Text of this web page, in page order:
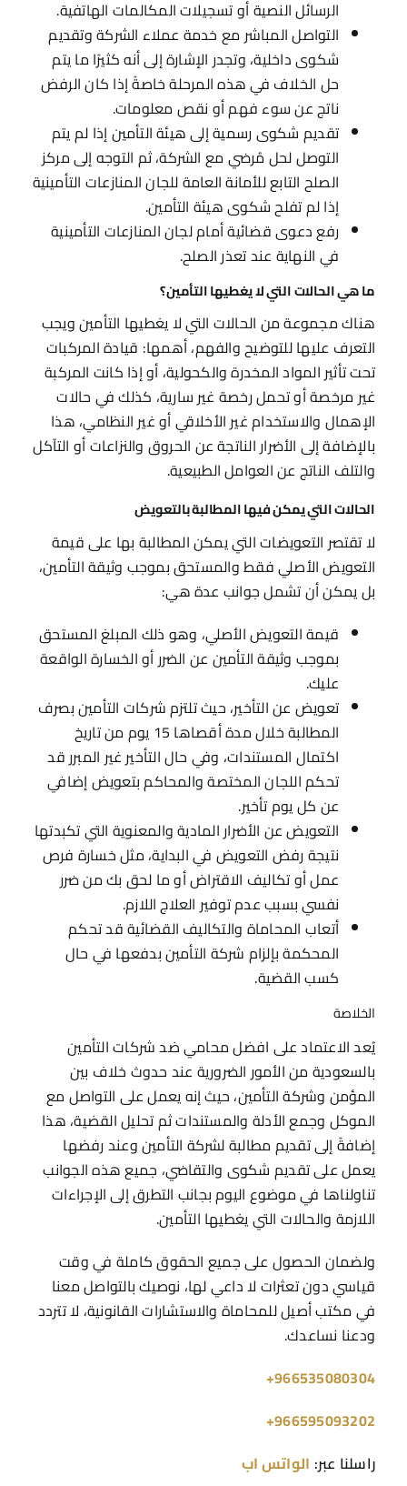
الرسائل النصية أو تسجيلات المكالمات الهاتفية.
التواصل المباشر مع خدمة عملاء الشركة وتقديم
شكوى داخلية، وتجدر الإشارة إلى أنه كثيرًا ما يتم
حل الخلاف في هذه المرحلة خاصةً إذا كان الرفض
ناتج عن سوء فهم أو نقص معلومات.
تقديم شكوى رسمية إلى هيئة التأمين إذا لم يتم
التوصل لحل مُرضي مع الشركة، ثم التوجه إلى مركز
الصلح التابع للأمانة العامة للجان المنازعات التأمينية
إذا لم تفلح شكوى هيئة التأمين.
رفع دعوى قضائية أمام لجان المنازعات التأمينية
في النهاية عند تعذر الصلح.
ما هي الحالات التي لا يغطيها التأمين؟
هناك مجموعة من الحالات التي لا يغطيها التأمين ويجب
التعرف عليها للتوضيح والفهم، أهمها: قيادة المركبات
تحت تأثير المواد المخدرة والكحولية، أو إذا كانت المركبة
غير مرخصة أو تحمل رخصة غير سارية، كذلك في حالات
الإهمال والاستخدام غير الأخلاقي أو غير النظامي، هذا
بالإضافة إلى الأضرار الناتجة عن الحروق والنزاعات أو التآكل
والتلف الناتج عن العوامل الطبيعية.
الحالات التي يمكن فيها المطالبة بالتعويض
لا تقتصر التعويضات التي يمكن المطالبة بها على قيمة
التعويض الأصلي فقط والمستحق بموجب وثيقة التأمين،
بل يمكن أن تشمل جوانب عدة هي:
قيمة التعويض الأصلي، وهو ذلك المبلغ المستحق
بموجب وثيقة التأمين عن الضرر أو الخسارة الواقعة
عليك.
تعويض عن التأخير، حيث تلتزم شركات التأمين بصرف
المطالبة خلال مدة أقصاها 15 يوم من تاريخ
اكتمال المستندات، وفي حال التأخير غير المبرر قد
تحكم اللجان المختصة والمحاكم بتعويض إضافي
عن كل يوم تأخير.
التعويض عن الأضرار المادية والمعنوية التي تكبدتها
نتيجة رفض التعويض في البداية، مثل خسارة فرص
عمل أو تكاليف الاقتراض أو ما لحق بك من ضرر
نفسي بسبب عدم توفير العلاج اللازم.
أتعاب المحاماة والتكاليف القضائية قد تحكم
المحكمة بإلزام شركة التأمين بدفعها في حال
كسب القضية.
الخلاصة
يُعد الاعتماد على افضل محامي ضد شركات التأمين
بالسعودية من الأمور الضرورية عند حدوث خلاف بين
المؤمن وشركة التأمين، حيث إنه يعمل على التواصل مع
الموكل وجمع الأدلة والمستندات ثم تحليل القضية، هذا
إضافةً إلى تقديم مطالبة لشركة التأمين وعند رفضها
يعمل على تقديم شكوى والتقاضي، جميع هذه الجوانب
تناولناها في موضوع اليوم بجانب التطرق إلى الإجراءات
اللازمة والحالات التي يغطيها التأمين.
ولضمان الحصول على جميع الحقوق كاملة في وقت
قياسي دون تعثرات لا داعي لها، نوصيك بالتواصل معنا
في مكتب أصيل للمحاماة والاستشارات القانونية، لا تتردد
ودعنا نساعدك.
966535080304+
966595093202+
راسلنا عبر: الواتس اب